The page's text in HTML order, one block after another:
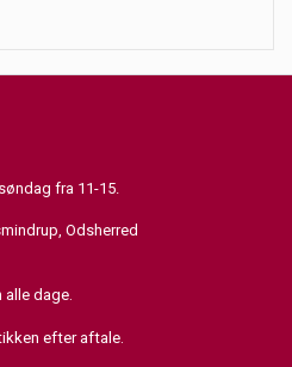
fra 11-15.
Odsherred
alle dage.
efter aftale.